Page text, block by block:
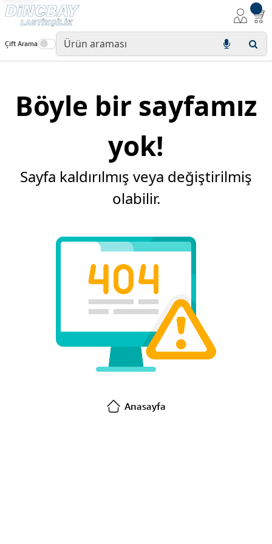
Çift Arama
Böyle bir sayfamız
yok!
Sayfa kaldırılmış veya değiştirilmiş
olabilir.
Anasayfa